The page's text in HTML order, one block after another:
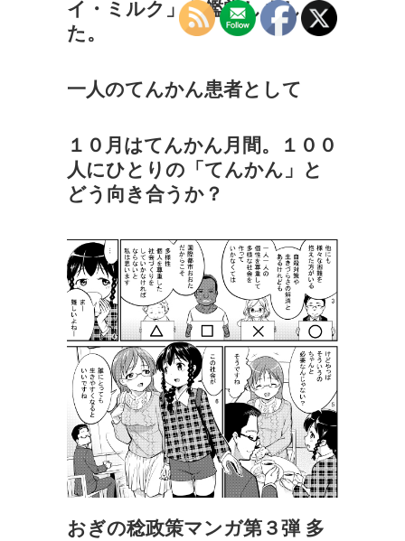
イ・ミルク」を鑑賞しまし
た。
一人のてんかん患者として
１０月はてんかん月間。１００
人にひとりの「てんかん」と
どう向き合うか？
おぎの稔政策マンガ第３弾 多